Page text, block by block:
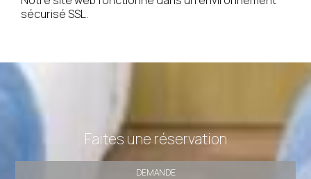
sécurisé SSL.
Faites une réservation
DEMANDE